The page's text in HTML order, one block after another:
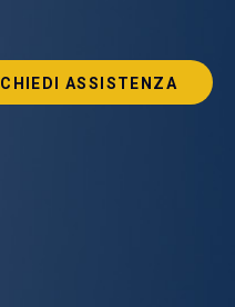
CHIEDI ASSISTENZA